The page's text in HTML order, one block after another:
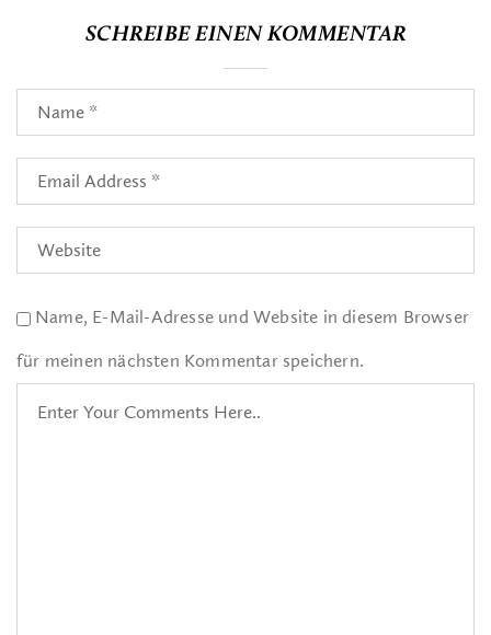
SCHREIBE EINEN KOMMENTAR
Name, E-Mail-Adresse und Website in diesem Browser
für meinen nächsten Kommentar speichern.